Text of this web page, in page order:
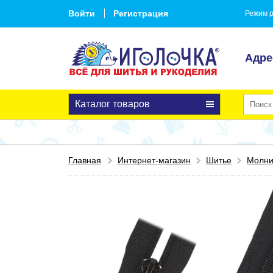
Войти Регистрация Режим
Каталог товаров
Главная Интернет-магазин Шитье